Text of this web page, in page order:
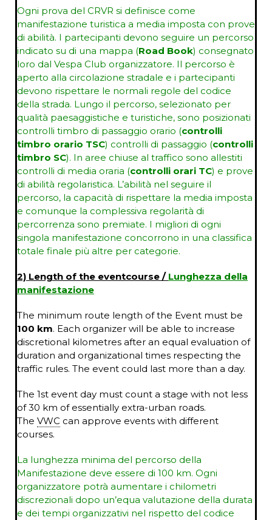
Ogni prova del CRVR si definisce come
manifestazione turistica a media imposta con prove
di abilità. I partecipanti devono seguire un percorso
indicato su di una mappa (Road Book) consegnato
loro dal Vespa Club organizzatore. Il percorso è
aperto alla circolazione stradale e i partecipanti
devono rispettare le normali regole del codice
della strada. Lungo il percorso, selezionato per
qualità paesaggistiche e turistiche, sono posizionati
controlli timbro di passaggio orario (controlli
timbro orario TSC) controlli di passaggio (controlli
timbro SC). In aree chiuse al traffico sono allestiti
controlli di media oraria (controlli orari TC) e prove
di abilità regolaristica. L’abilità nel seguire il
percorso, la capacità di rispettare la media imposta
e comunque la complessiva regolarità di
percorrenza sono premiate. I migliori di ogni
singola manifestazione concorrono in una classifica
totale finale più altre per categorie.
2) Length of the eventcourse / Lunghezza della
manifestazione
The minimum route length of the Event must be
100 km. Each organizer will be able to increase
discretional kilometres after an equal evaluation of
duration and organizational times respecting the
traffic rules. The event could last more than a day.
The 1st event day must count a stage with not less
of 30 km of essentially extra-urban roads.
The VWC can approve events with different
courses.
La lunghezza minima del percorso della
Manifestazione deve essere di 100 km. Ogni
organizzatore potrà aumentare i chilometri
discrezionali dopo un’equa valutazione della durata
e dei tempi organizzativi nel rispetto del codice